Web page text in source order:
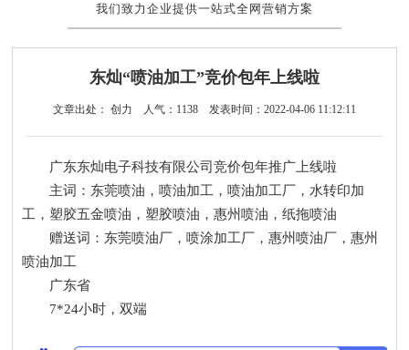
我们致力企业提供一站式全网营销方案
东灿“喷油加工”竞价包年上线啦
文章出处： 创力 人气： 1138 发表时间：2022-04-06 11:12:11
广东东灿电子科技有限公司竞价包年推广上线啦
主词：东莞喷油，喷油加工，喷油加工厂，水转印加
工，塑胶五金喷油，塑胶喷油，惠州喷油，纸拖喷油
赠送词：东莞喷油厂，喷涂加工厂，惠州喷油厂，惠州
喷油加工
广东省
7*24小时，双端